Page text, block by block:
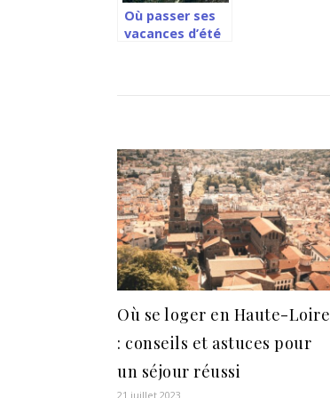
Où passer ses
vacances d’été
Où se loger en Haute-Loire
: conseils et astuces pour
un séjour réussi
21 juillet 2023